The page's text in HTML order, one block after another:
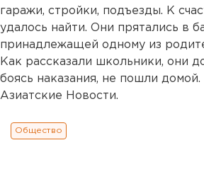
гаражи, стройки, подъезды. К
удалось найти. Они прятались в
принадлежащей одному из
Как рассказали школьники, они
боясь наказания, не пошли
Азиатские Новости.
Общество